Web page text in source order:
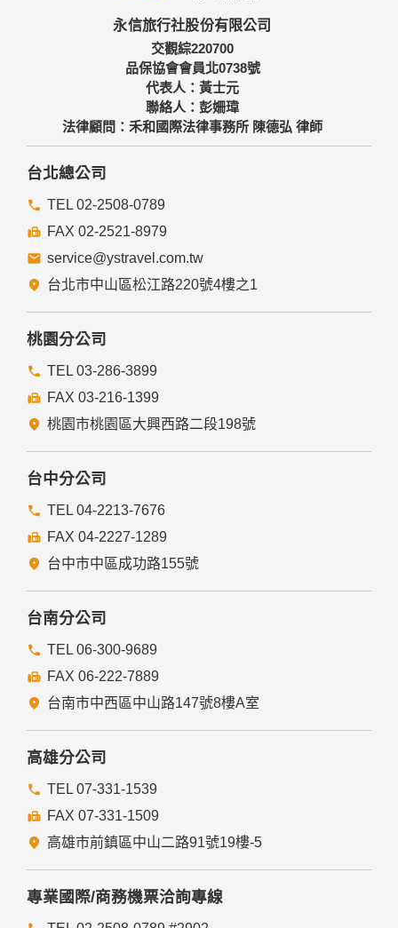
永信旅行社股份有限公司
交觀綜220700
品保協會會員北0738號
代表人：黃士元
聯絡人：彭姍瑋
法律顧問：禾和國際法律事務所 陳德弘 律師
台北總公司
TEL 02-2508-0789
FAX 02-2521-8979
service@ystravel.com.tw
台北市中山區松江路220號4樓之1
桃園分公司
TEL 03-286-3899
FAX 03-216-1399
桃園市桃園區大興西路二段198號
台中分公司
TEL 04-2213-7676
FAX 04-2227-1289
台中市中區成功路155號
台南分公司
TEL 06-300-9689
FAX 06-222-7889
台南市中西區中山路147號8樓A室
高雄分公司
TEL 07-331-1539
FAX 07-331-1509
高雄市前鎮區中山二路91號19樓-5
專業國際/商務機票洽詢專線